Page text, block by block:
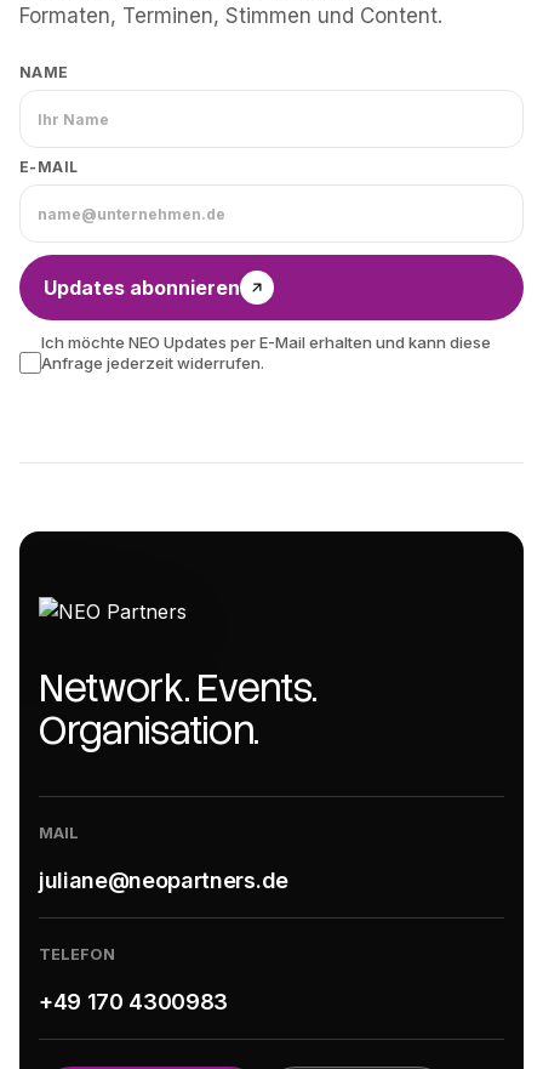
Formaten, Terminen, Stimmen und Content.
NAME
E-MAIL
Updates abonnieren
Ich möchte NEO Updates per E-Mail erhalten und kann diese
Anfrage jederzeit widerrufen.
Network. Events.
Organisation.
MAIL
juliane@neopartners.de
TELEFON
+49 170 4300983